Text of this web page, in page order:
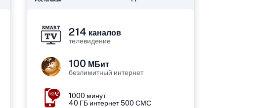
214 каналов
телевидение
100 МБит
безлимитный интернет
1000 минут
40 ГБ интернет 500 СМС